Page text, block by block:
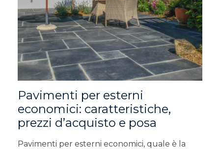
Pavimenti per esterni
economici: caratteristiche,
prezzi d’acquisto e posa
Pavimenti per esterni economici, quale è la